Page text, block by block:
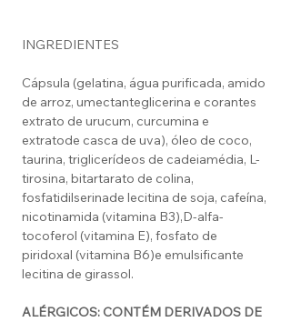
INGREDIENTES
Cápsula (gelatina, água purificada, amido
de arroz, umectanteglicerina e corantes
extrato de urucum, curcumina e
extratode casca de uva), óleo de coco,
taurina, triglicerídeos de cadeiamédia, L-
tirosina, bitartarato de colina,
fosfatidilserinade lecitina de soja, cafeína,
nicotinamida (vitamina B3),D-alfa-
tocoferol (vitamina E), fosfato de
piridoxal (vitamina B6)e emulsificante
lecitina de girassol.
ALÉRGICOS: CONTÉM DERIVADOS DE